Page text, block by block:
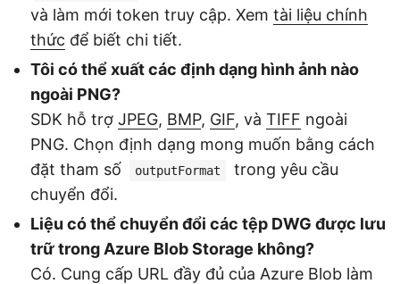
và làm mới token truy cập. Xem tài liệu chính
thức để biết chi tiết.
Tôi có thể xuất các định dạng hình ảnh nào
ngoài PNG?
SDK hỗ trợ JPEG, BMP, GIF, và TIFF ngoài
PNG. Chọn định dạng mong muốn bằng cách
đặt tham số
outputFormat
trong yêu cầu
chuyển đổi.
Liệu có thể chuyển đổi các tệp DWG được lưu
trữ trong Azure Blob Storage không?
Có. Cung cấp URL đầy đủ của Azure Blob làm